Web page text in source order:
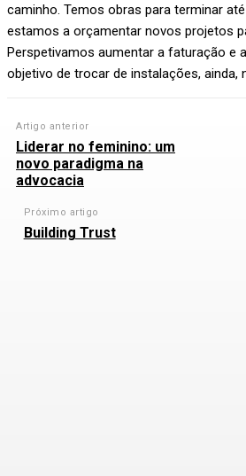
caminho. Temos obras para terminar
estamos a orçamentar novos projetos
Perspetivamos aumentar a faturação e
objetivo de trocar de instalações, ainda,
Artigo anterior
Liderar no feminino: um
novo paradigma na
advocacia
Próximo artigo
Building Trust